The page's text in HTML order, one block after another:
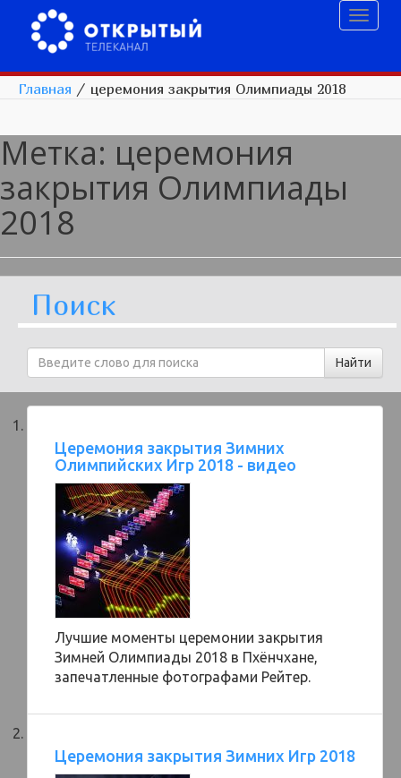
Главная / церемония закрытия Олимпиады 2018
Метка: церемония
закрытия Олимпиады
2018
Поиск
Церемония закрытия Зимних
Олимпийских Игр 2018 - видео
Лучшие моменты церемонии закрытия
Зимней Олимпиады 2018 в Пхёнчхане,
запечатленные фотографами Рейтер.
Церемония закрытия Зимних Игр 2018